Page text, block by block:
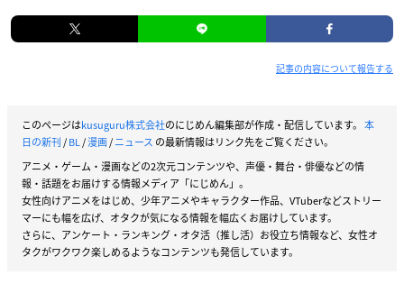
記事の内容について報告する
このページはkusuguru株式会社のにじめん編集部が作成・配信しています。 本
日の新刊/BL/漫画/ニュース の最新情報はリンク先をご覧ください。
アニメ・ゲーム・漫画などの2次元コンテンツや、声優・舞台・俳優などの情
報・話題をお届けする情報メディア「にじめん」。
女性向けアニメをはじめ、少年アニメやキャラクター作品、VTuberなどストリー
マーにも幅を広げ、オタクが気になる情報を幅広くお届けしています。
さらに、アンケート・ランキング・オタ活（推し活）お役立ち情報など、女性オ
タクがワクワク楽しめるようなコンテンツも発信しています。